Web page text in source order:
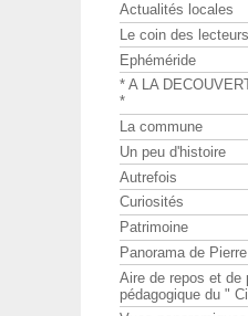
Actualités locales
Le coin des lecteurs
Ephéméride
* A LA
*
La commune
Un peu d'histoire
Autrefois
Curiosités
Patrimoine
Panorama de
Aire de repos et de
pédagogique du "